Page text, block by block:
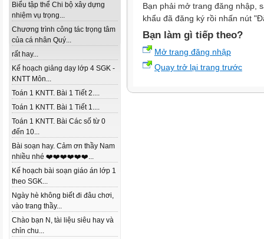
Biểu tập thể Chi bộ xây dựng
nhiệm vụ trọng...
Chương trình công tác trọng tâm
của cá nhân Quý...
rất hay...
Kế hoạch giảng dạy lớp 4 SGK -
KNTT Môn...
Toán 1 KNTT. Bài 1 Tiết 2....
Toán 1 KNTT. Bài 1 Tiết 1....
Toán 1 KNTT. Bài Các số từ 0
đến 10...
Bài soạn hay. Cảm ơn thầy Nam
nhiều nhé ❤️❤️❤️❤️❤️❤️...
Kế hoạch bài soạn giáo án lớp 1
theo SGK...
Ngày hè không biết đi đâu chơi,
vào trang thầy...
Chào bạn N, tài liệu siêu hay và
chỉn chu...
Bạn phải mở trang đăng nhập,
khẩu đã đăng ký rồi nhấn nút
Bạn làm gì tiếp theo?
Mở trang đăng nhập
Quay trở lại trang trước